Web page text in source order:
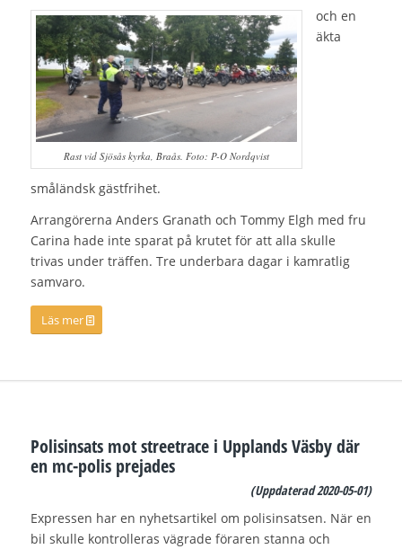
Rast vid Sjösås kyrka, Braås. Foto: P-O Nordqvist
och en
äkta
småländsk gästfrihet.
Arrangörerna Anders Granath och Tommy Elgh med fru
Carina hade inte sparat på krutet för att alla skulle
trivas under träffen. Tre underbara dagar i kamratlig
samvaro.
Läs mer
Polisinsats mot streetrace i Upplands Väsby där
en mc-polis prejades
(Uppdaterad 2020-05-01)
Expressen har en nyhetsartikel om polisinsatsen. När en
bil skulle kontrolleras vägrade föraren stanna och